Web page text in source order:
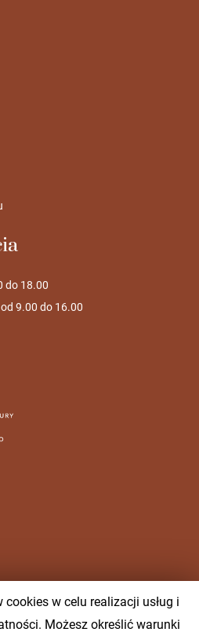
do 18.00
9.00 do 16.00
w celu realizacji usług i
Możesz określić warunki